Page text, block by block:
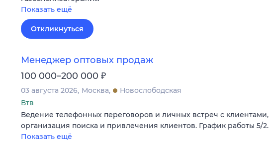
Показать ещё
Откликнуться
Менеджер оптовых продаж
100 000–200 000 ₽
03 августа 2026 Москва
Новослободская
Втв
Ведение телефонных переговоров и личных встреч с клиентами,
организация поиска и привлечения клиентов. График работы 5/2.
Показать ещё